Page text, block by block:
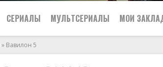
СЕРИАЛЫ МУЛЬТСЕРИАЛЫ МОИ
» Вавилон 5